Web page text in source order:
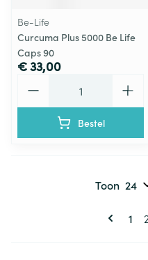
Be-Life
Curcuma Plus 5000 Be Life
Caps 90
€ 33,00
Bestel
U
1 2
Toon